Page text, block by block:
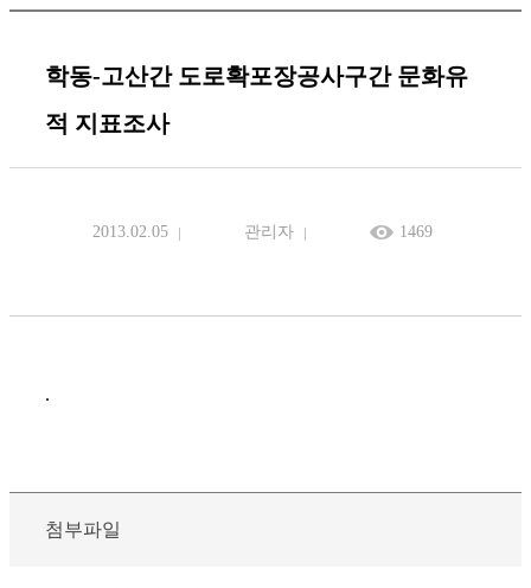
학동-고산간 도로확포장공사구간 문화유
적 지표조사
2013.02.05 관리자 1469
.
첨부파일